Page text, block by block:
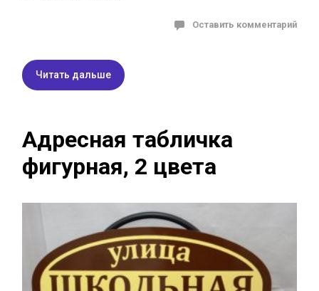
Оставить комментарий
Читать дальше
Адресная табличка
фигурная, 2 цвета